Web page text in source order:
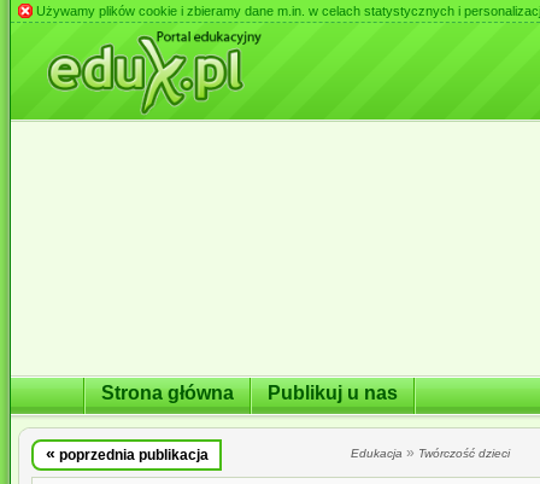
Używamy plików cookie i zbieramy dane m.in. w celach statystycznych i
Strona główna Publikuj u nas
« poprzednia publikacja Edukacja » Twórczość dzieci